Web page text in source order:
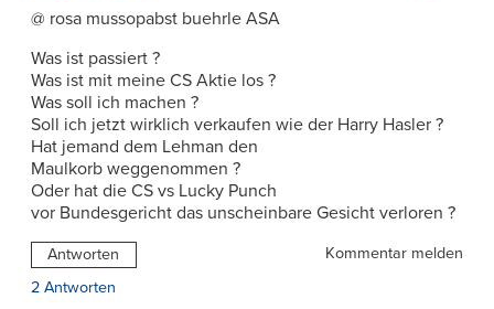
@ rosa mussopabst buehrle ASA
Was ist passiert ?
Was ist mit meine CS Aktie los ?
Was soll ich machen ?
Soll ich jetzt wirklich verkaufen wie der Harry Hasler ?
Hat jemand dem Lehman den
Maulkorb weggenommen ?
Oder hat die CS vs Lucky Punch
vor Bundesgericht das unscheinbare Gesicht verloren ?
Antworten
Kommentar melden
2 Antworten